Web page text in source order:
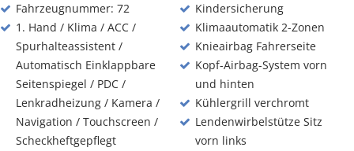
Fahrzeugnummer: 72
1. Hand / Klima / ACC /
Spurhalteassistent /
Automatisch Einklappbare
Seitenspiegel / PDC /
Lenkradheizung / Kamera /
Navigation / Touchscreen /
Scheckheftgepflegt
Kindersicherung
Klimaautomatik 2-Zonen
Knieairbag Fahrerseite
Kopf-Airbag-System vorn
und hinten
Kühlergrill verchromt
Lendenwirbelstütze Sitz
vorn links